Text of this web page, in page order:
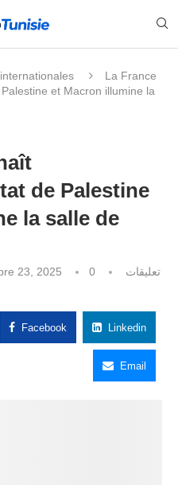
La France
et Macron illumine la
de Palestine
la salle de
23, 2025
0 تعليقات
Facebook Linkedin
Email